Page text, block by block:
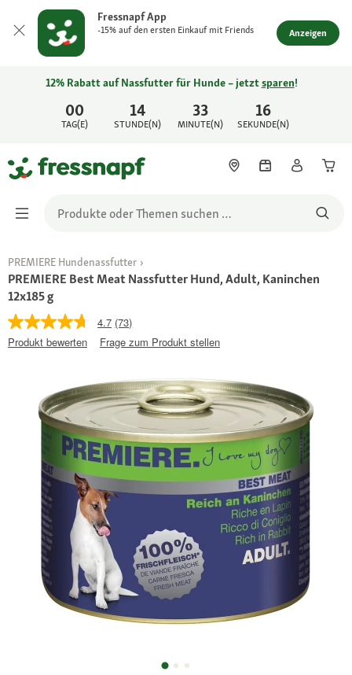
Fressnapf App
-15% auf den ersten Einkauf mit Friends Anzeigen
00
TAG(E)
14
STUNDE(N)
33
MINUTE(N)
16
SEKUNDE(N)
12% Rabatt auf Nassfutter für Hunde – jetztsparen!
PREMIERE Hundenassfutter
PREMIERE Best Meat Nassfutter Hund, Adult, Kaninchen
12x185 g
4.7 (73)
Produkt bewerten
Frage zum Produkt stellen